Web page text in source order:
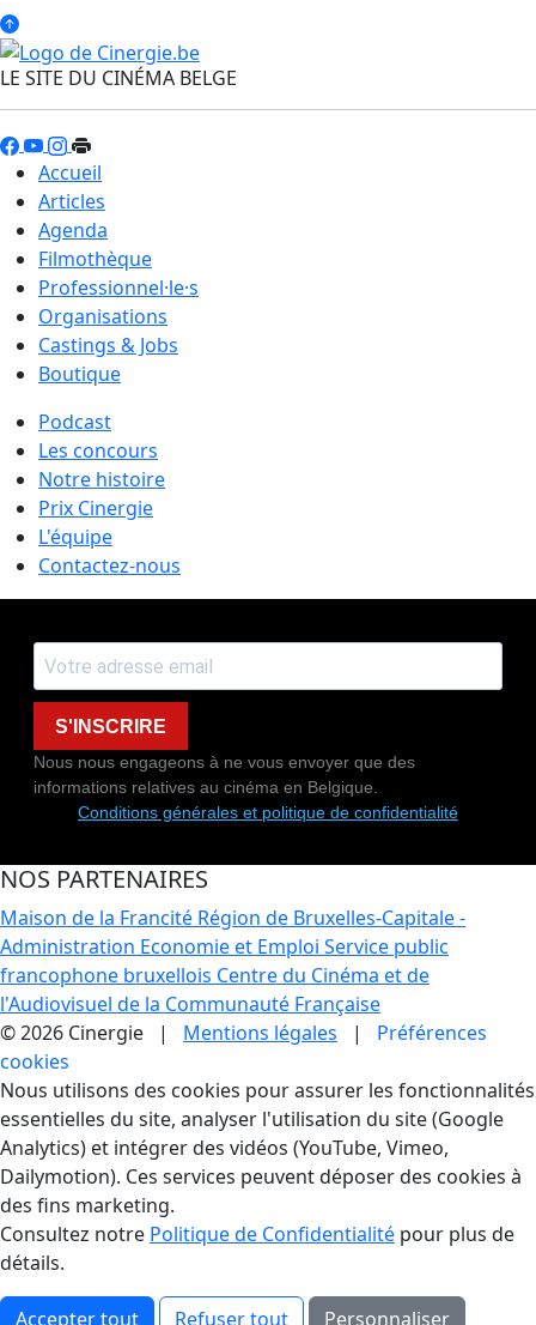
LE SITE DU CINÉMA BELGE
Accueil
Articles
Agenda
Filmothèque
Professionnel·le·s
Organisations
Castings & Jobs
Boutique
Podcast
Les concours
Notre histoire
Prix Cinergie
L'équipe
Contactez-nous
S'INSCRIRE
Nous nous engageons à ne vous envoyer que des
informations relatives au cinéma en Belgique.
Conditions générales et politique de confidentialité
NOS PARTENAIRES
Maison de la Francité Région de Bruxelles-Capitale -
Administration Economie et Emploi Service public
francophone bruxellois Centre du Cinéma et de
l'Audiovisuel de la Communauté Française
© 2026 Cinergie | Mentions légales | Préférences
cookies
Gestion des Cookies
Nous utilisons des cookies pour assurer les fonctionnalités
essentielles du site, analyser l'utilisation du site (Google
Analytics) et intégrer des vidéos (YouTube, Vimeo,
Dailymotion). Ces services peuvent déposer des cookies à
des fins marketing.
Consultez notre Politique de Confidentialité pour plus de
détails.
Accepter tout Refuser tout Personnaliser